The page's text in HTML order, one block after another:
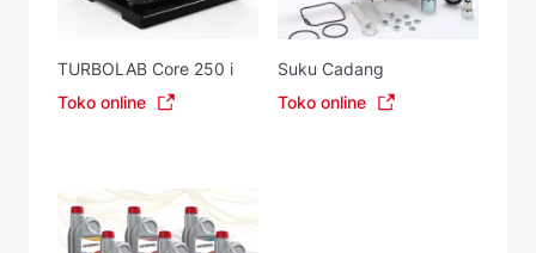
TURBOLAB Core 250 i
Toko online
Suku Cadang
Toko online